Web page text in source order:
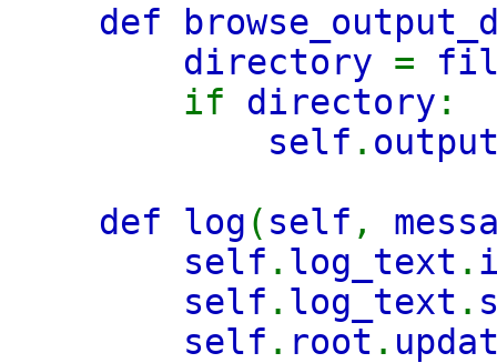
def
directory =
if directory :
self .
def log ( self ,
self . log_text .
self . log_text .
self . root .